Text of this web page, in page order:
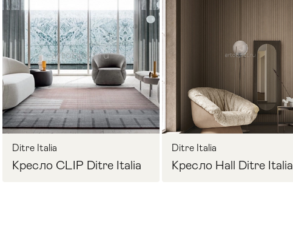
Ditre Italia
Кресло CLIP Ditre Italia
Ditre Italia
Кресло Hall Ditre Italia